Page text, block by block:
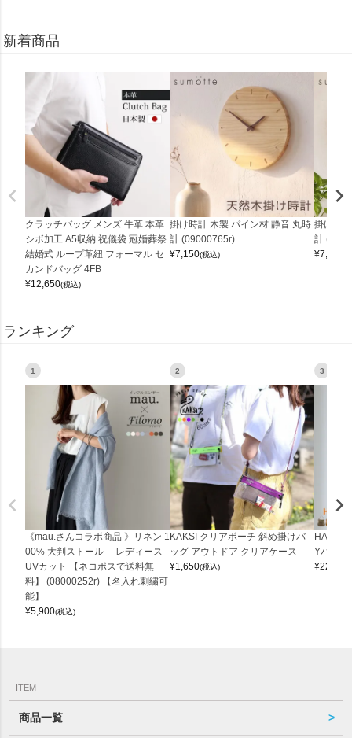
新着商品
クラッチバッグ メンズ 牛革 本革
シボ加工 A5収納 祝儀袋 冠婚葬祭
結婚式 ループ革紐 フォーマル セ
カンドバッグ 4FB
¥12,650(税込)
掛け時計 木製 パイン材 静音 丸時
計 (09000765r)
¥7,150(税込)
掛け時
計
¥7,150
ランキング
1
《mau.さんコラボ商品 》リネン 1
00% 大判ストール レディース
UVカット 【ネコポスで送料無
料】 (08000252r) 【名入れ刺繍可
能】
¥5,900(税込)
2
KAKSI クリアポーチ 斜め掛けバ
ッグ アウトドア クリアケース
¥1,650(税込)
3
Yバッグ
¥22,000
ITEM
商品一覧